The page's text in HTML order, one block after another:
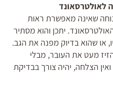
לאולטרסאונד
שאינה מאפשרת ראות
יתכן והוא מסתיר
או שהוא בדיוק מפנה את הגב.
מעט את העובר, מבלי
הצלחה, יהיה צורך בבדיקת